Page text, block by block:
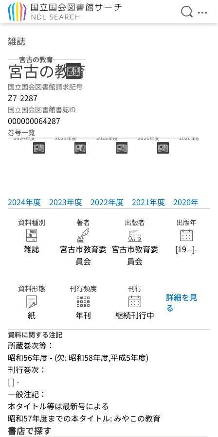
検索を
メ
雑誌
宮古の教育
宮古の教育
国立国会図書館請求記号
Z7-2287
国立国会図書館書誌ID
000000064287
巻号一覧
2024年度
2024年度
2023年度
2023年度
2022年度
2022年度
2021年度
2021年度
2020年度
2020年度
資料種別
雑誌
著者
宮古市教育委
員会
出版者
宮古市教育委
員会
出版年
[19--]-
資料形態
紙
刊行頻度
年刊
刊行
継続刊行中
詳細を見
る
資料に関する注記
所蔵巻次等：
昭和56年度 - (欠: 昭和58年度,平成5年度)
刊行巻次：
[ ] -
一般注記：
本タイトル等は最新号による
昭和57年度までの本タイトル: みやこの教育
書店で探す